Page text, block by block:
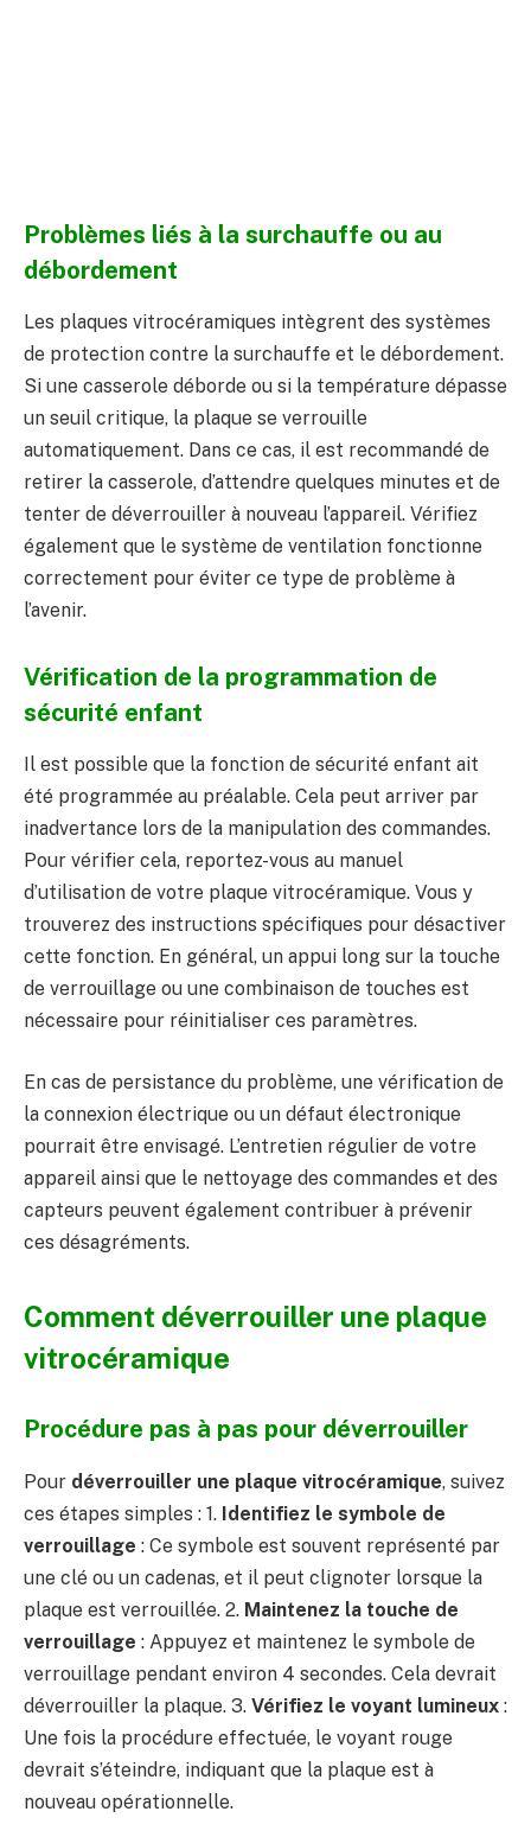
Problèmes liés à la surchauffe ou au
débordement
Les plaques vitrocéramiques intègrent des systèmes
de protection contre la surchauffe et le débordement.
Si une casserole déborde ou si la température dépasse
un seuil critique, la plaque se verrouille
automatiquement. Dans ce cas, il est recommandé de
retirer la casserole, d’attendre quelques minutes et de
tenter de déverrouiller à nouveau l’appareil. Vérifiez
également que le système de ventilation fonctionne
correctement pour éviter ce type de problème à
l’avenir.
Vérification de la programmation de
sécurité enfant
Il est possible que la fonction de sécurité enfant ait
été programmée au préalable. Cela peut arriver par
inadvertance lors de la manipulation des commandes.
Pour vérifier cela, reportez-vous au manuel
d’utilisation de votre plaque vitrocéramique. Vous y
trouverez des instructions spécifiques pour désactiver
cette fonction. En général, un appui long sur la touche
de verrouillage ou une combinaison de touches est
nécessaire pour réinitialiser ces paramètres.
En cas de persistance du problème, une vérification de
la connexion électrique ou un défaut électronique
pourrait être envisagé. L’entretien régulier de votre
appareil ainsi que le nettoyage des commandes et des
capteurs peuvent également contribuer à prévenir
ces désagréments.
Comment déverrouiller une plaque
vitrocéramique
Procédure pas à pas pour déverrouiller
Pour déverrouiller une plaque vitrocéramique, suivez
ces étapes simples : 1. Identifiez le symbole de
verrouillage : Ce symbole est souvent représenté par
une clé ou un cadenas, et il peut clignoter lorsque la
plaque est verrouillée. 2. Maintenez la touche de
verrouillage : Appuyez et maintenez le symbole de
verrouillage pendant environ 4 secondes. Cela devrait
déverrouiller la plaque. 3. Vérifiez le voyant lumineux :
Une fois la procédure effectuée, le voyant rouge
devrait s’éteindre, indiquant que la plaque est à
nouveau opérationnelle.